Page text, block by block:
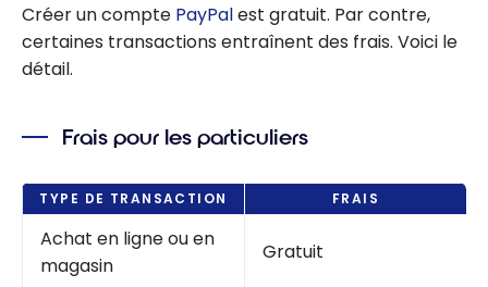
Créer un compte PayPalest gratuit. Par contre,
certaines transactions entraînent des frais. Voici le
détail.
Frais pour les particuliers
TYPE DE TRANSACTION FRAIS
Achat en ligne ou en
magasin
Gratuit